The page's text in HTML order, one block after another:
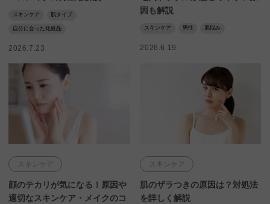
スキンケア 肌タイプ
自分に合った化粧品
2026.7.23
因も解説
スキンケア 男性 肌悩み
2026.6.19
スキンケア
顔のテカリが気になる！原因や
適切なスキンケア・メイクのコ
スキンケア
肌のザラつきの原因は？対処法
を詳しく解説